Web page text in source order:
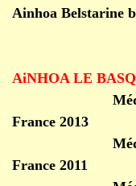
Ainhoa Belstarine
AiNHOA LE
Médaille de
France 2013
Médaille
France 2011